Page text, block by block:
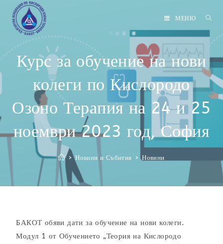
МЕНЮ
Курс за обучение на нови
колеги по Кислородо
Озоно Терапия на 24 и 25
ноември 2023 год, София
> Новини и Събития > Новини
БАКОТ обяви дати за обучение на нови колеги.
Модул 1 от Обучението „Теория на Кислородо